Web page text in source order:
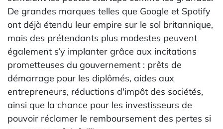
De grandes marques telles que Google et Spotify
ont déjà étendu leur empire sur le sol britannique,
mais des prétendants plus modestes peuvent
également s’y implanter grâce aux incitations
prometteuses du gouvernement : prêts de
démarrage pour les diplômés, aides aux
entrepreneurs, réductions d'impôt des sociétés,
ainsi que la chance pour les investisseurs de
pouvoir réclamer le remboursement des pertes si